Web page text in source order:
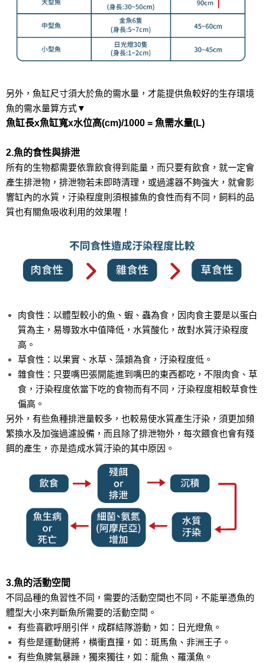
另外，魚缸尺寸須大於魚的需水量，才能提供魚較好的生存環境
魚的需水量算方式▼
魚缸長x魚缸寬x水位高(cm)/1000 = 魚需水量(L)
2.魚的食性與排泄
所有的生物都需要依靠飲食得到能量，而只要有飲食，就一定會
產生排泄物，排泄物若未即時清理，或過濾器不夠強大，就會影
響缸內的水質，汙染程度則須根據魚的食性而有不同，飼料的品
質也有關魚吸收利用的效果喔！
肉食性：以體型較小的魚、蝦、蟲為食，因肉食主要是以蛋白
質為主，易導致水中值降低，水質酸化，故對水質汙染程度
高。
草食性：以果實、水草、藻類為食，汙染程度低。
雜食性：只要嘴巴張開能進到嘴巴的東西都吃，不限肉食、草
食， 汙染程度依當下吃的食物而有不同，汙染程度相較草食性
偏高。
另外，有些魚種排泄量較多，也較易使水質產生汙染，須更加頻
繁換水及加強過濾設備，而且除了排泄物外，每次餵食也會有殘
餌的產生，亦是造成水質汙染的其中原因。
3.魚的活動空間
不同品種的魚習性不同，需要的活動空間也不同，不能單憑魚的
體型大小來判斷魚所需要的活動空間。
有些喜歡呼朋引伴，成群結隊游動，如：日光燈魚。
有些是運動健將，橫衝直撞，如：斑馬魚、非洲王子。
有些魚脾氣暴躁，獨來獨往，如：龍魚、羅漢魚。